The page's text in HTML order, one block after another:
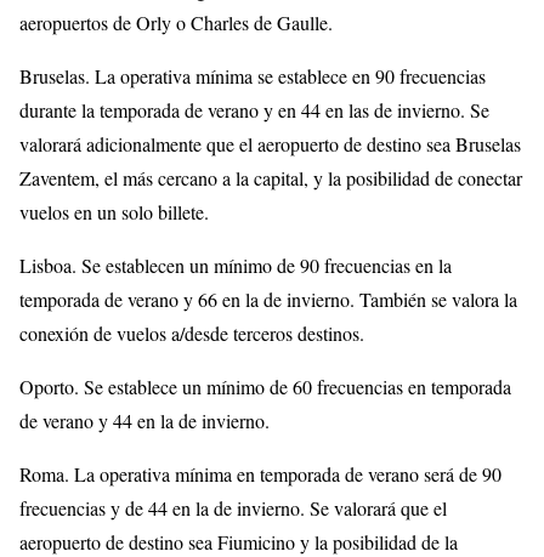
aeropuertos de Orly o Charles de Gaulle.
Bruselas. La operativa mínima se establece en 90 frecuencias
durante la temporada de verano y en 44 en las de invierno. Se
valorará adicionalmente que el aeropuerto de destino sea Bruselas
Zaventem, el más cercano a la capital, y la posibilidad de conectar
vuelos en un solo billete.
Lisboa. Se establecen un mínimo de 90 frecuencias en la
temporada de verano y 66 en la de invierno. También se valora la
conexión de vuelos a/desde terceros destinos.
Oporto. Se establece un mínimo de 60 frecuencias en temporada
de verano y 44 en la de invierno.
Roma. La operativa mínima en temporada de verano será de 90
frecuencias y de 44 en la de invierno. Se valorará que el
aeropuerto de destino sea Fiumicino y la posibilidad de la